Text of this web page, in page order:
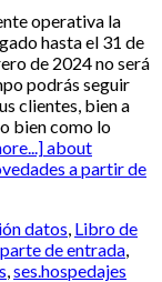
operativa la
hasta el 31 de
de 2024 no será
podrás seguir
clientes, bien a
bien como lo
about
a partir de
datos Libro de
parte de entrada
ses.hospedajes